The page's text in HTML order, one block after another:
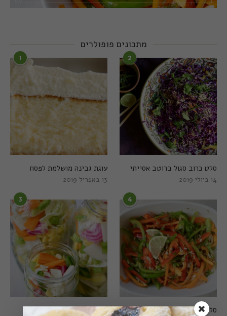
מתכונים פופולרים
1
עוגת גבינה מושלמת לפסח
13 באפריל 2019
2
סלט כרוב סגול ברוטב אסייתי
14 ביולי 2019
3
חמוצים מהירים
4
סלט פלפלים טרי וצבעוני